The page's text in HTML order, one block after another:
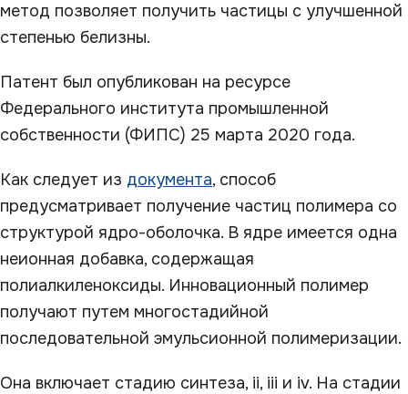
метод позволяет получить частицы с улучшенной
степенью белизны.
Патент был опубликован на ресурсе
Федерального института промышленной
собственности (ФИПС) 25 марта 2020 года.
Как следует из документа, способ
предусматривает получение частиц полимера со
структурой ядро-оболочка. В ядре имеется одна
неионная добавка, содержащая
полиалкиленоксиды. Инновационный полимер
получают путем многостадийной
последовательной эмульсионной полимеризации.
Она включает стадию синтеза, ii, iii и iv. На стадии